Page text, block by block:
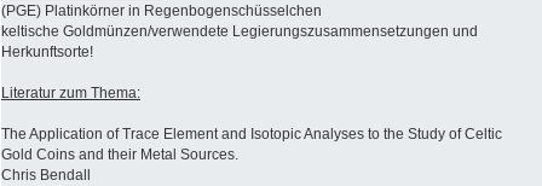
(PGE) Platinkörner in Regenbogenschüsselchen
keltische Goldmünzen/verwendete Legierungszusammensetzungen und
Herkunftsorte!
Literatur zum Thema:
The Application of Trace Element and Isotopic Analyses to the Study of Celtic
Gold Coins and their Metal Sources.
Chris Bendall